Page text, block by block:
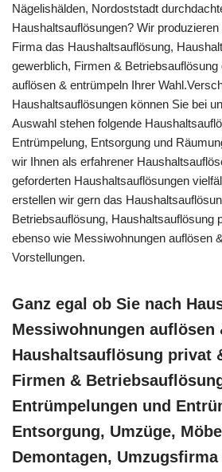
Nägelishälden, Nordoststadt
Haushaltsauflösungen? Wir
Firma das Haushaltsauflösung,
gewerblich, Firmen &
auflösen & entrümpeln Ihrer
Haushaltsauflösungen können Sie bei
Auswahl stehen folgende
Entrümpelung, Entsorgung und
wir Ihnen als erfahrener
geforderten Haushaltsauflösungen
erstellen wir gern das
Betriebsauflösung, Haushaltsauflösung
ebenso wie Messiwohnungen auflösen
Vorstellungen.
Ganz egal ob Sie nach
Messiwohnungen auflösen
Haushaltsauflösung privat
Firmen &
Entrümpelungen und
Entsorgung, Umzüge,
Demontagen, Umzugsfirma